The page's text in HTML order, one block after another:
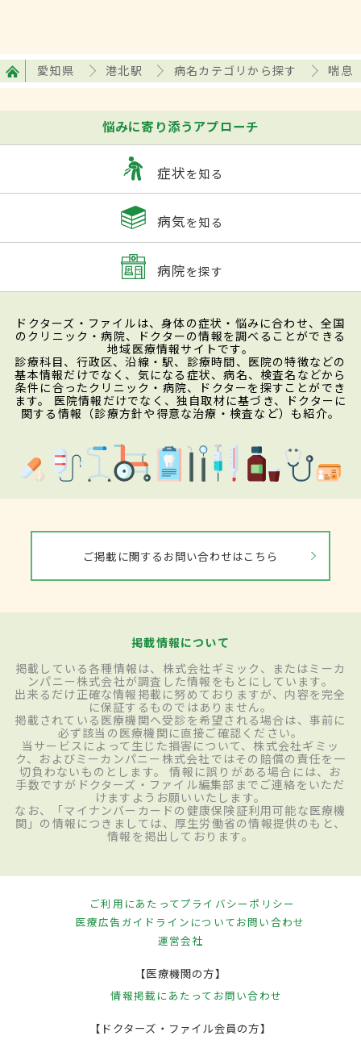
愛知県 港北駅 病名カテゴリから探す 喘息
悩みに寄り添うアプローチ
症状を知る
病気を知る
病院を探す
ドクターズ・ファイルは、身体の症状・悩みに合わせ、全国
のクリニック・病院、ドクターの情報を調べることができる
地域医療情報サイトです。
診療科目、行政区、沿線・駅、診療時間、医院の特徴などの
基本情報だけでなく、気になる症状、病名、検査名などから
条件に合ったクリニック・病院、ドクターを探すことができ
ます。 医院情報だけでなく、独自取材に基づき、ドクターに
関する情報（診療方針や得意な治療・検査など）も紹介。
ご掲載に関するお問い合わせはこちら
掲載情報について
掲載している各種情報は、株式会社ギミック、またはミーカ
ンパニー株式会社が調査した情報をもとにしています。
出来るだけ正確な情報掲載に努めておりますが、内容を完全
に保証するものではありません。
掲載されている医療機関へ受診を希望される場合は、事前に
必ず該当の医療機関に直接ご確認ください。
当サービスによって生じた損害について、株式会社ギミッ
ク、およびミーカンパニー株式会社ではその賠償の責任を一
切負わないものとします。 情報に誤りがある場合には、お
手数ですがドクターズ・ファイル編集部までご連絡をいただ
けますようお願いいたします。
なお、「マイナンバーカードの健康保険証利用可能な医療機
関」の情報につきましては、厚生労働省の情報提供のもと、
情報を掲出しております。
ご利用にあたってプライバシーポリシー
医療広告ガイドラインについてお問い合わせ
運営会社
【医療機関の方】
情報掲載にあたって お問い合わせ
【ドクターズ・ファイル会員の方】